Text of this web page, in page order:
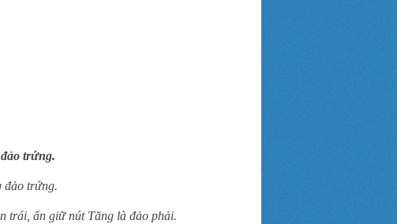
trứng.
đảo trứng.
trái, ấn giữ nút Tăng là đảo phải.